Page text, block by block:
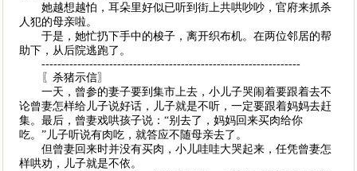
她越想越怕，耳朵里好似已听到街上共哄吵吵，官府来抓杀
人犯的母亲啦。
于是，她忙扔下手中的梭子，离开织布机。在两位邻居的帮
助下，从后院逃跑了。
-----------------------------------------------------------------
〖杀猪示信〗
一天，曾参的妻子要到集市上去，小儿子哭闹着要跟着去不
论曾妻怎样给儿子说好话，儿子就是不听，一定要跟着妈妈去赶
集。最后，曾妻戏哄孩子说：“别去了，妈妈回来买肉给你
吃。”儿子听说有肉吃，就答应不随母亲去了。
但曾妻回来时并没有买肉，小儿哇哇大哭起来，任凭曾妻怎
样哄劝，儿子就是不依。